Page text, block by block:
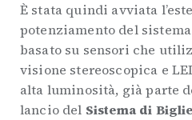
È stata quindi avviata
potenziamento del
basato su sensori che
visione stereoscopica e
alta luminosità, già parte
lancio del Sistema di